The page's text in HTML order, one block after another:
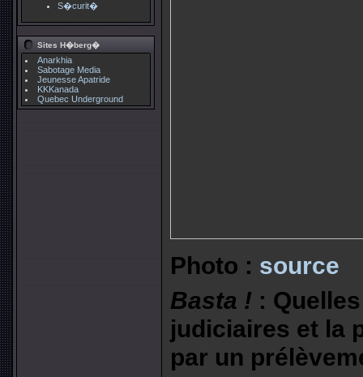
S�curit�
Sites H�berg�
Anarkhia
Sabotage Media
Jeunesse Apatride
KKKanada
Quebec Underground
Photo : source
Basta ! :
judiciaires et la
par un